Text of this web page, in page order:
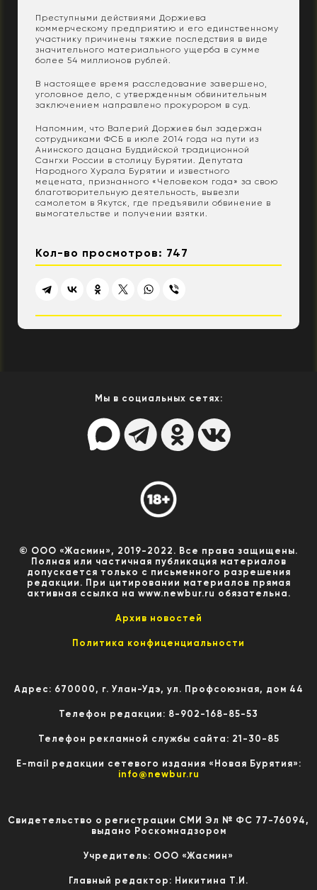
Преступными действиями Доржиева
коммерческому предприятию и его единственному
участнику причинены тяжкие последствия в виде
значительного материального ущерба в сумме
более 54 миллионов рублей.
В настоящее время расследование завершено,
уголовное дело, с утвержденным обвинительным
заключением направлено прокурором в суд.
Напомним, что Валерий Доржиев был задержан
сотрудниками ФСБ в июле 2014 года на пути из
Анинского дацана Буддийской традиционной
Сангхи России в столицу Бурятии. Депутата
Народного Хурала Бурятии и известного
мецената, признанного «Человеком года» за свою
благотворительную деятельность, вывезли
самолетом в Якутск, где предъявили обвинение в
вымогательстве и получении взятки.
Кол-во просмотров: 747
Мы в социальных сетях:
© ООО «Жасмин», 2019-2022. Все права защищены.
Полная или частичная публикация материалов
допускается только с письменного разрешения
редакции. При цитировании материалов прямая
активная ссылка на www.newbur.ru обязательна.
Архив новостей
Политика конфиценциальности
Адрес: 670000, г. Улан-Удэ, ул. Профсоюзная, дом 44
Телефон редакции: 8-902-168-85-53
Телефон рекламной службы сайта: 21-30-85
E-mail редакции сетевого издания «Новая Бурятия»:
info@newbur.ru
Свидетельство о регистрации СМИ Эл № ФС 77-76094,
выдано Роскомнадзором
Учредитель: ООО «Жасмин»
Главный редактор: Никитина Т.И.